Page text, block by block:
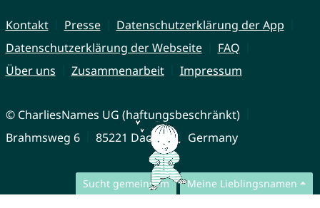
Sucht gemeinsam Meine Lieblingsnamen
Kontakt Presse
Datenschutzerklärung der App
Datenschutzerklärung der Webseite
FAQ
Über uns
Zusammenarbeit Impressum
© CharliesNames UG (haftungsbeschränkt)
Brahmsweg 6
85221 Dachau Germany